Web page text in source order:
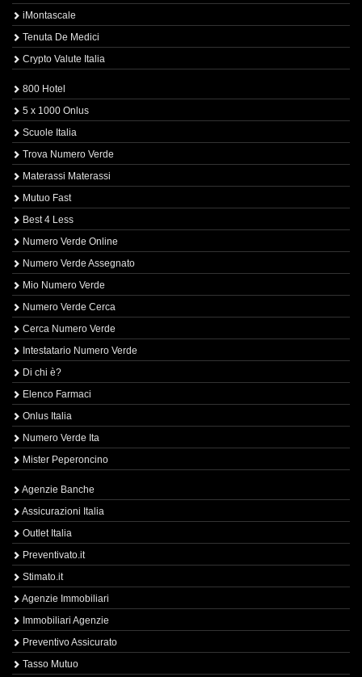
iMontascale
Tenuta De Medici
Crypto Valute Italia
800 Hotel
5 x 1000 Onlus
Scuole Italia
Trova Numero Verde
Materassi Materassi
Mutuo Fast
Best 4 Less
Numero Verde Online
Numero Verde Assegnato
Mio Numero Verde
Numero Verde Cerca
Cerca Numero Verde
Intestatario Numero Verde
Di chi è?
Elenco Farmaci
Onlus Italia
Numero Verde Ita
Mister Peperoncino
Agenzie Banche
Assicurazioni Italia
Outlet Italia
Preventivato.it
Stimato.it
Agenzie Immobiliari
Immobiliari Agenzie
Preventivo Assicurato
Tasso Mutuo